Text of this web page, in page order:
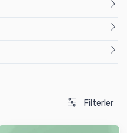
Filterler